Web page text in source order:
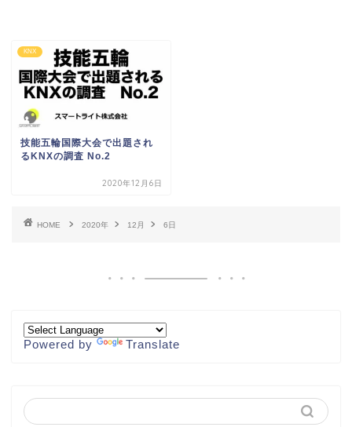
KNX
技能五輪国際大会で出題され
るKNXの調査 No.2
2020年12月6日
HOME 2020年 12月 6日
Powered by Translate